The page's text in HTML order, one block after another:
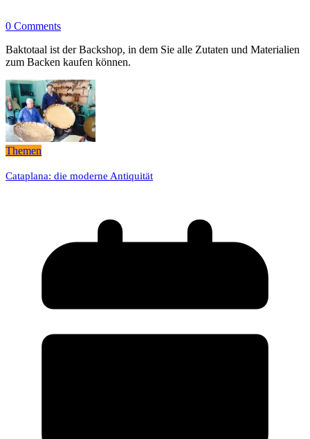
0 Comments
Baktotaal ist der Backshop, in dem Sie alle Zutaten und Materialien
zum Backen kaufen können.
Themen
Cataplana: die moderne Antiquität